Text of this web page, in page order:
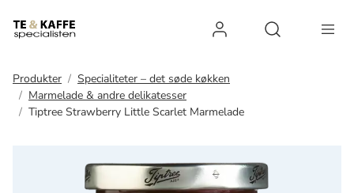
Log ind
Produkter
Specialiteter – det søde køkken
Marmelade & andre delikatesser
Tiptree Strawberry Little Scarlet Marmelade